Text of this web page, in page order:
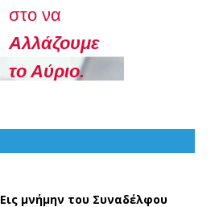
στο να
Aλλάζουμε
το Αύριο.
Εις μνήμην του Συναδέλφου